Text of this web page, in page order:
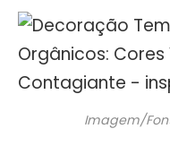
Imagem/